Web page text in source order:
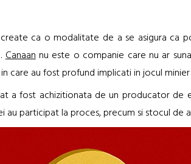
ca o modalitate de a se asigura ca
Canaannu este o companie care nu ar
care au fost profund implicati in jocul minier
a fost achizitionata de un producator de
au participat la proces, precum si stocul de